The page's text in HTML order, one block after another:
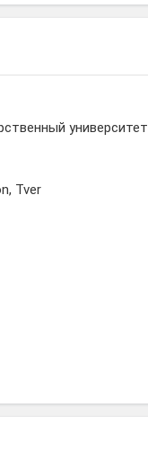
университет
Tver